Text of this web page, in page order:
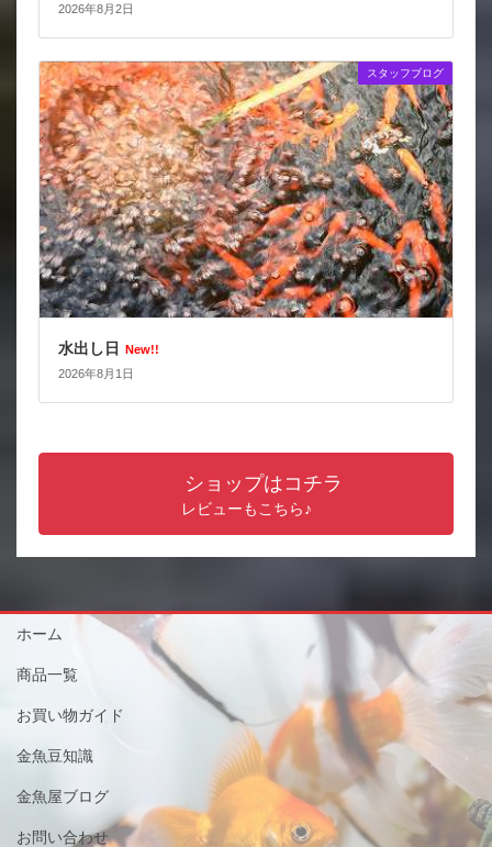
2026年8月2日
スタッフブログ
水出し日
New!!
2026年8月1日
ショップはコチラ
レビューもこちら♪
ホーム
商品一覧
お買い物ガイド
金魚豆知識
金魚屋ブログ
お問い合わせ